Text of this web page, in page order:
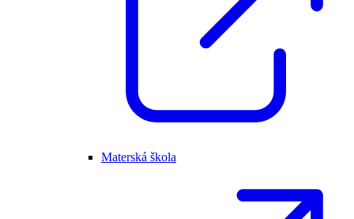
Materská škola